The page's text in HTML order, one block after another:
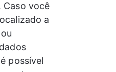
Caso você
a
possível